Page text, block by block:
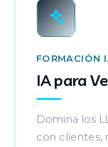
FORMACIÓN
IA para
Domina los
con clientes,